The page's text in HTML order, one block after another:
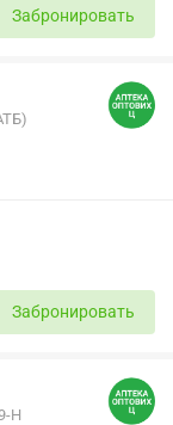
Забронировать
Забронировать
Н